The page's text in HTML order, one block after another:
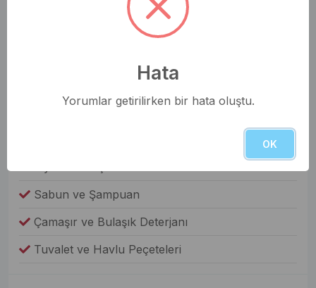
Çamaşır Makinesi
Sabun ve Şampuan
Çamaşır ve Bulaşık Deterjanı
Tuvalet ve Havlu Peçeteleri
Hata
Yorumlar getirilirken bir hata oluştu.
OK